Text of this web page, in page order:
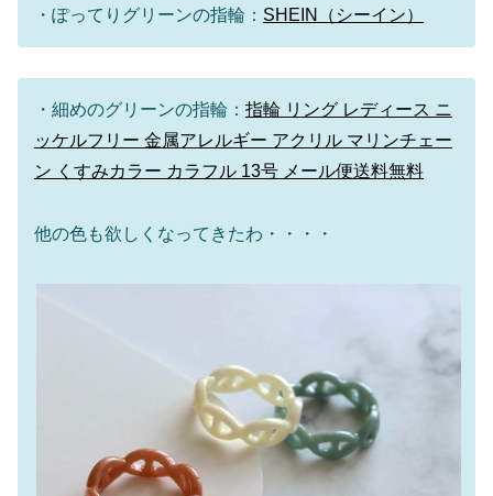
・ぽってりグリーンの指輪： SHEIN（シーイン）
・細めのグリーンの指輪： 指輪 リング レディース ニ
ッケルフリー 金属アレルギー アクリル マリンチェー
ン くすみカラー カラフル 13号 メール便送料無料
他の色も欲しくなってきたわ・・・・